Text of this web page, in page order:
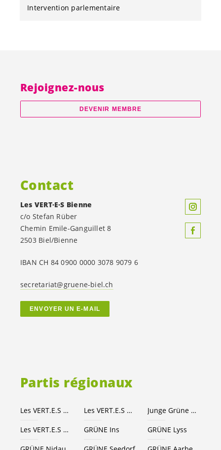
Intervention parlementaire
Partis régionaux
Les VERT.E.S Les VERT.E.S Junge Grüne Kanton Bern
Les VERT.E.S GRÜNE Ins GRÜNE Lyss
Rejoignez-nous
DEVENIR MEMBRE
Contact
Les VERT·E·S Bienne
c/o Stefan Rüber
Chemin Emile-Ganguillet 8
2503 Biel/Bienne
IBAN CH 84 0900 0000 3078 9079 6
secretariat@gruene-biel.ch
ENVOYER UN E-MAIL